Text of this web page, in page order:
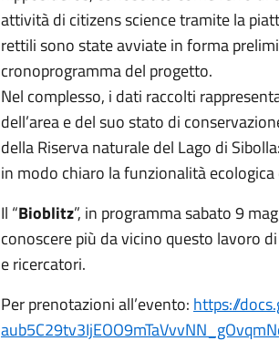
attività di citizens science tramite la
rettili sono state avviate in forma
cronoprogramma del progetto.
Nel complesso, i dati raccolti
dell’area e del suo stato di
della Riserva naturale del Lago di
in modo chiaro la funzionalità
Il “Bioblitz”, in programma sabato 9
conoscere più da vicino questo lavoro
e ricercatori.
Per prenotazioni all’evento: https://